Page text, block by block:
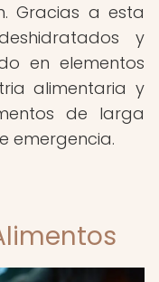
Gracias a esta
y
en elementos
alimentaria y
de larga
emergencia.